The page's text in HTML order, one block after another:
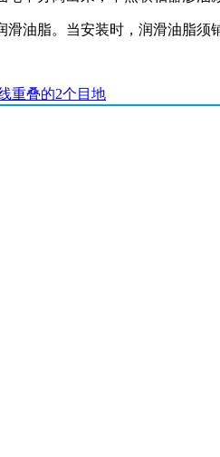
油脂。当安装时，润滑油脂
重叠的2个目地